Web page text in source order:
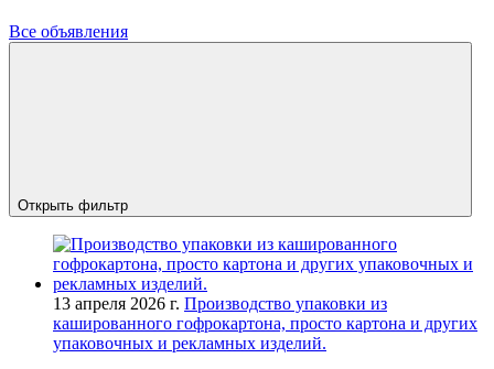
Все объявления
Открыть фильтр
13 апреля 2026 г. Производство упаковки из
кашированного гофрокартона, просто картона и других
упаковочных и рекламных изделий.